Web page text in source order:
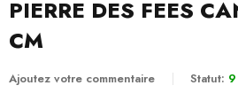
PIERRE DES FEES
CM
Ajoutez votre commentaire Statut: